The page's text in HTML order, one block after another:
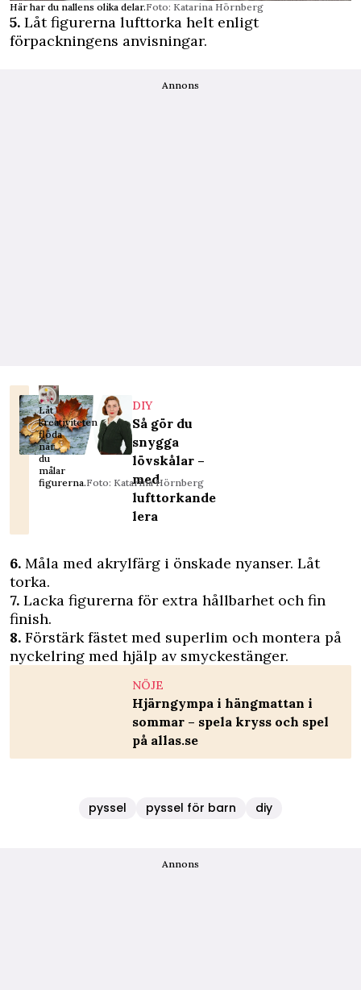
Här har du nallens olika delar.Foto: Katarina Hörnberg
5. Låt figurerna lufttorka helt enligt
förpackningens anvisningar.
Annons
DIY
Så gör du
snygga
lövskålar –
med
lufttorkande
lera
Låt
kreativiteten
flöda
när
du
målar
figurerna.Foto: Katarina Hörnberg
6. Måla med akrylfärg i önskade nyanser. Låt
torka.
7. Lacka figurerna för extra hållbarhet och fin
finish.
8. Förstärk fästet med superlim och montera på
nyckelring med hjälp av smyckestänger.
NÖJE
Hjärngympa i hängmattan i
sommar – spela kryss och spel
på allas.se
pyssel pyssel för barn diy
Annons